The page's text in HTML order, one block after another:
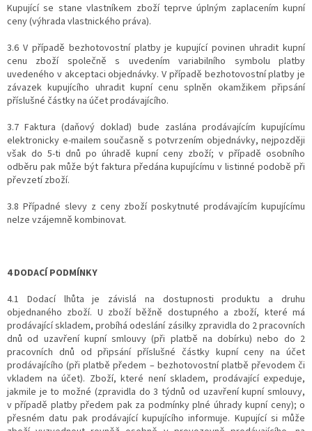
Kupující se stane vlastníkem zboží teprve úplným zaplacením kupní
ceny (výhrada vlastnického práva).
3.6 V případě bezhotovostní platby je kupující povinen uhradit kupní
cenu zboží společně s uvedením variabilního symbolu platby
uvedeného v akceptaci objednávky. V případě bezhotovostní platby je
závazek kupujícího uhradit kupní cenu splněn okamžikem připsání
příslušné částky na účet prodávajícího.
3.7 Faktura (daňový doklad) bude zaslána prodávajícím kupujícímu
elektronicky e-mailem současně s potvrzením objednávky, nejpozději
však do 5-ti dnů po úhradě kupní ceny zboží; v případě osobního
odběru pak může být faktura předána kupujícímu v listinné podobě při
převzetí zboží.
3.8 Případné slevy z ceny zboží poskytnuté prodávajícím kupujícímu
nelze vzájemně kombinovat.
4 DODACÍ PODMÍNKY
4.1 Dodací lhůta je závislá na dostupnosti produktu a druhu
objednaného zboží. U zboží běžně dostupného a zboží, které má
prodávající skladem, probíhá odeslání zásilky zpravidla do 2 pracovních
dnů od uzavření kupní smlouvy (při platbě na dobírku) nebo do 2
pracovních dnů od připsání příslušné částky kupní ceny na účet
prodávajícího (při platbě předem – bezhotovostní platbě převodem či
vkladem na účet). Zboží, které není skladem, prodávající expeduje,
jakmile je to možné (zpravidla do 3 týdnů od uzavření kupní smlouvy,
v případě platby předem pak za podmínky plné úhrady kupní ceny); o
přesném datu pak prodávající kupujícího informuje. Kupující si může